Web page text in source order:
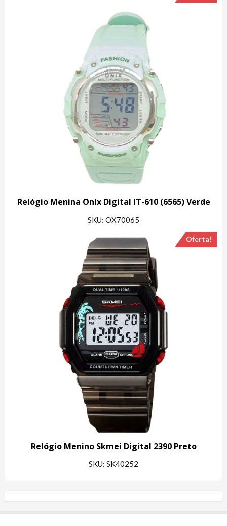
Relógio Menina Onix Digital IT-610 (6565) Verde
SKU: OX70065
Oferta!
Relógio Menino Skmei Digital 2390 Preto
SKU: SK40252